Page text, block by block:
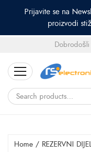
Prijavite se na
proizvodi
for:
Home / REZERVNI